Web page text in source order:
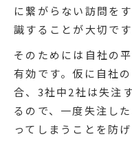
に繋がらない訪問を
識することが大切です
そのためには自社の
有効です。仮に自社
合、3社中2社は失注
るので、一度失注し
ってしまうことを防げ